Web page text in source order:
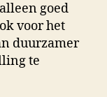
goed
voor het
duurzamer
te